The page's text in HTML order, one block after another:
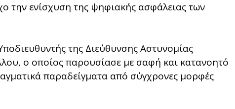
την ενίσχυση της ψηφιακής ασφάλειας των
της Διεύθυνσης Αστυνομίας
ο οποίος παρουσίασε με σαφή και κατανοητό
παραδείγματα από σύγχρονες μορφές